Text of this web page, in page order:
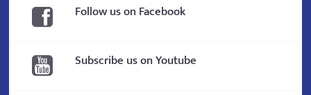
Follow us on Facebook
Subscribe us on Youtube